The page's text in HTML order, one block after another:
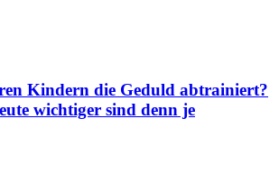
Kindern die Geduld abtrainiert?
wichtiger sind denn je